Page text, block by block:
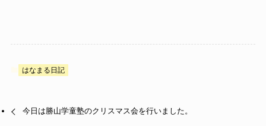
はなまる日記
今日は勝山学童塾のクリスマス会を行いました。